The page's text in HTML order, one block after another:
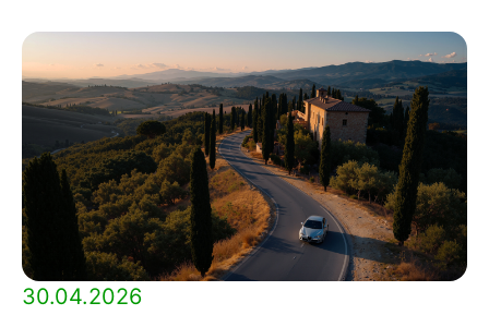
30.04.2026